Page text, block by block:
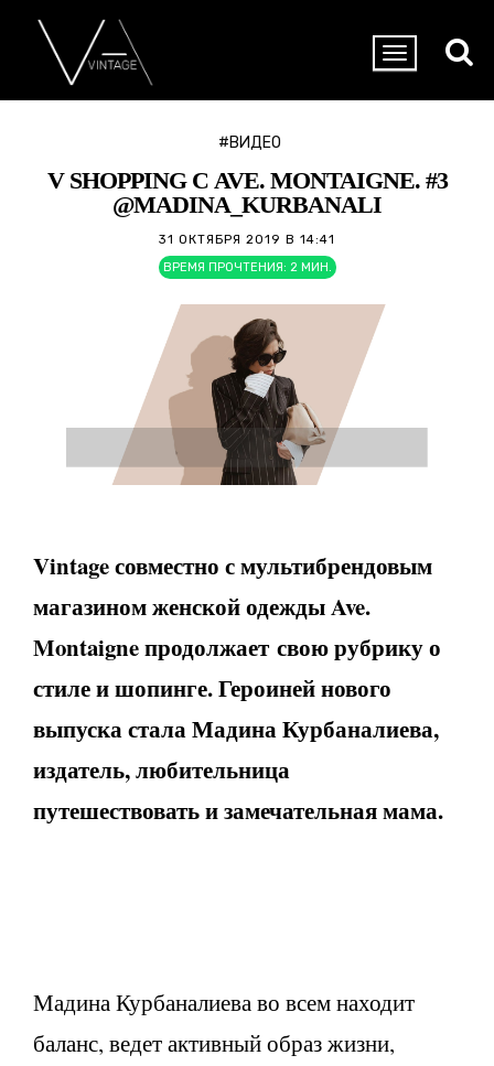
#ВИДЕО
V SHOPPING С AVE. MONTAIGNE. #3
@MADINA_KURBANALI
31 ОКТЯБРЯ 2019 В 14:41
ВРЕМЯ ПРОЧТЕНИЯ: 2 МИН.
Vintage совместно с мультибрендовым
магазином женской одежды Ave.
Montaigne продолжает свою рубрику о
стиле и шопинге. Героиней нового
выпуска стала Мадина Курбаналиева,
издатель, любительница
путешествовать и замечательная мама.
Мадина Курбаналиева во всем находит
баланс, ведет активный образ жизни,